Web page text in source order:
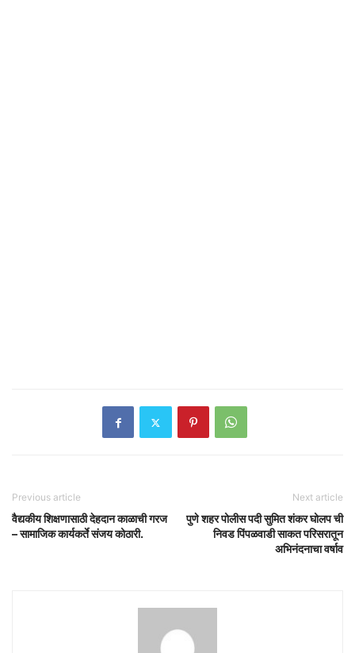
Previous article
वैद्यकीय शिक्षणासाठी देहदान काळाची गरज
– सामाजिक कार्यकर्ते संजय कोठारी.
Next article
पुणे शहर पोलीस पदी सुमित शंकर घोलप ची
निवड पिंपळवाडी साकत परिसरातून
अभिनंदनाचा वर्षाव